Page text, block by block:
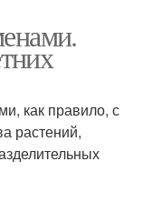
как правило, с
растений,